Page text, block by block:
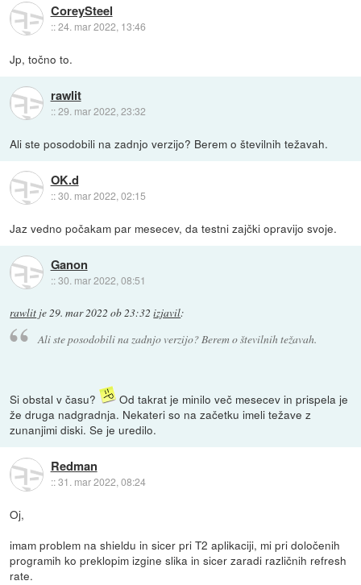
CoreySteel
::24. mar 2022, 13:46
Jp, točno to.
rawlit
::29. mar 2022, 23:32
Ali ste posodobili na zadnjo verzijo? Berem o številnih težavah.
OK.d
::30. mar 2022, 02:15
Jaz vedno počakam par mesecev, da testni zajčki opravijo svoje.
Ganon
::30. mar 2022, 08:51
rawlit je29. mar 2022 ob 23:32 izjavil:
Ali ste posodobili na zadnjo verzijo? Berem o številnih težavah.
Si obstal v času?
Od takrat je minilo več mesecev in prispela je
že druga nadgradnja. Nekateri so na začetku imeli težave z
zunanjimi diski. Se je uredilo.
Redman
::31. mar 2022, 08:24
Oj,
imam problem na shieldu in sicer pri T2 aplikaciji, mi pri določenih
programih ko preklopim izgine slika in sicer zaradi različnih refresh
rate.